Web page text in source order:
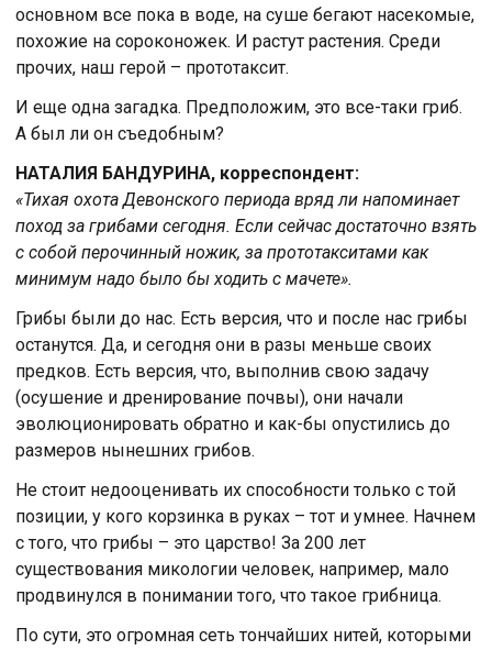
основном все пока в воде, на суше бегают насекомые,
похожие на сороконожек. И растут растения. Среди
прочих, наш герой – прототаксит.
И еще одна загадка. Предположим, это все-таки гриб.
А был ли он съедобным?
НАТАЛИЯ БАНДУРИНА, корреспондент:
«Тихая охота Девонского периода вряд ли напоминает
поход за грибами сегодня. Если сейчас достаточно взять
с собой перочинный ножик, за прототакситами как
минимум надо было бы ходить с мачете».
Грибы были до нас. Есть версия, что и после нас грибы
останутся. Да, и сегодня они в разы меньше своих
предков. Есть версия, что, выполнив свою задачу
(осушение и дренирование почвы), они начали
эволюционировать обратно и как-бы опустились до
размеров нынешних грибов.
Не стоит недооценивать их способности только с той
позиции, у кого корзинка в руках – тот и умнее. Начнем
с того, что грибы – это царство! За 200 лет
существования микологии человек, например, мало
продвинулся в понимании того, что такое грибница.
По сути, это огромная сеть тончайших нитей, которыми